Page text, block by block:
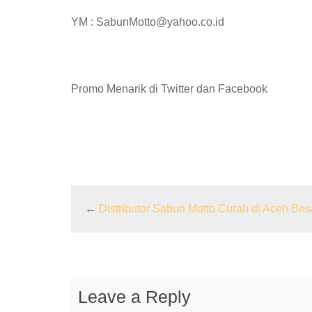
YM : SabunMotto@yahoo.co.id
Promo Menarik di Twitter dan Facebook
← Distributor Sabun Motto Curah di Aceh
Leave a Reply